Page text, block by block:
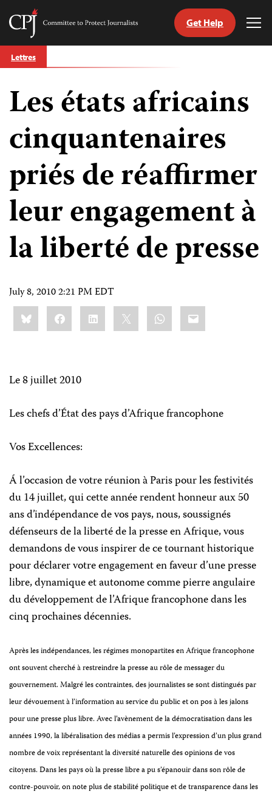
Skip
to
Committee
Journalists
Get Help
Lettres
Les états africains
cinquantenaires
priés de réaffirmer
leur engagement à
la liberté de presse
July 8, 2010 2:21 PM EDT
Share
this:BlueskyFacebookLinkedIn WhatsApp
Email
Le 8 juillet 2010
Les chefs d’État des pays d’Afrique francophone
Vos Excellences:
Á l’occasion de votre réunion à Paris pour les festivités
du 14 juillet, qui cette année rendent honneur aux 50
ans d’indépendance de vos pays, nous, soussignés
défenseurs de la liberté de la presse en Afrique, vous
demandons de vous inspirer de ce tournant historique
pour déclarer votre engagement en faveur d’une presse
libre, dynamique et autonome comme pierre angulaire
du développement de l’Afrique francophone dans les
cinq prochaines décennies.
Après les indépendances, les régimes monopartites en Afrique francophone
ont souvent cherché à restreindre la presse au rôle de messager du
gouvernement. Malgré les contraintes, des journalistes se sont distingués par
leur dévouement à l’information au service du public et on pos àles jalons
pour une presse plus libre. Avec l’avènement de la démocratisation dans les
années 1990, la libéralisation des médias a permis l’expression d’un plus grand
nombre de voix représentant la diversité naturelle des opinions de vos
citoyens. Dans les pays où la presse libre a pu s’épanouir dans sonrôle de
contre-pouvoir, on note plus de stabilité politique et de transparence dans les